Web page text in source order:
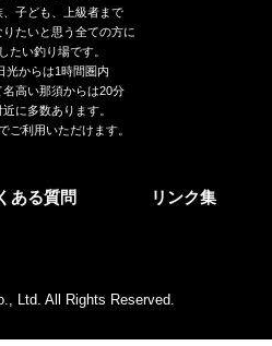
子ども、上級者まで
たいと思う全ての方に
たい釣り場です。
光からは1時間圏内
高い那須からは20分
に多数あります。
ご利用いただけます。
ある質問 リンク集
Ltd. All Rights Reserved.